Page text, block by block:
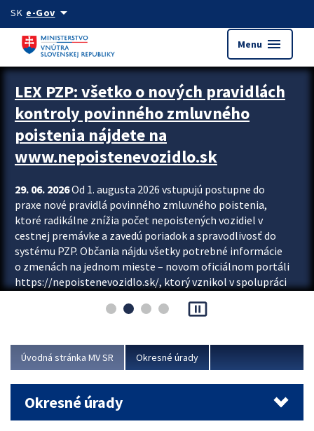
Preskocit na hlavný obsah
SK e-Govarrow_drop_down
Menu menu
Zastavit automatický posun upútavok
LEX PZP: všetko o nových pravidlách
kontroly povinného zmluvného
poistenia nájdete na
www.nepoistenevozidlo.sk
29. 06. 2026Od 1. augusta 2026 vstupujú postupne do
praxe nové pravidlá povinného zmluvného poistenia,
ktoré radikálne znížia počet nepoistených vozidiel v
cestnej premávke a zavedú poriadok a spravodlivosť do
systému PZP. Občania nájdu všetky potrebné informácie
o zmenách na jednom mieste – novom oficiálnom portáli
https://nepoistenevozidlo.sk/, ktorý vznikol v spolupráci
asociácie poisťovní (SLASPO) a Ministerstva vnútra SR.
Viac
pause_presentation
Úvodná stránka MV SR Okresné úrady
Okresné úrady